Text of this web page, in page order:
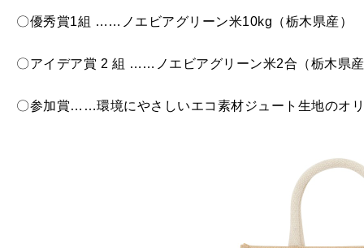
〇優秀賞1組 ……ノエビアグリーン米10kg（栃木県産）
〇アイデア賞 2 組 ……ノエビアグリーン米2合（栃木県
〇参加賞……環境にやさしいエコ素材ジュート生地のオ